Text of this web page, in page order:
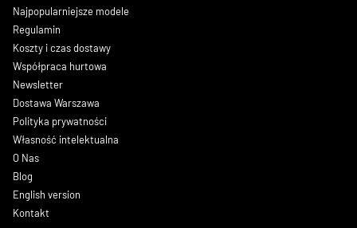
Najpopularniejsze modele
Regulamin
Koszty i czas dostawy
Współpraca hurtowa
Newsletter
Dostawa Warszawa
Polityka prywatności
Własność intelektualna
O Nas
Blog
English version
Kontakt